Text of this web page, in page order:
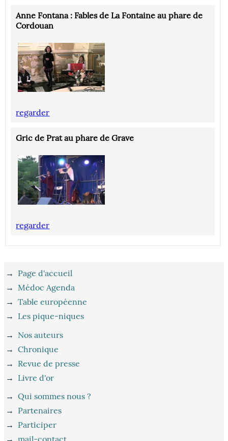
‪‪Anne Fontana : Fables de La Fontaine au phare de
Cordouan
‪regarder
Gric de Prat au phare de Grave
regarder
→ Page d'accueil
→Médoc Agenda
→Table européenne
→ Les pique-niques
→ Nos auteurs
→Chronique
→ Revue de presse
→ Livre d'or
→Qui sommes nous ?
→ Partenaires
→ Participer